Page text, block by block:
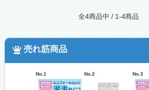
全4商品中 / 1-4商品
売れ筋商品
No.1 No.2 No.3